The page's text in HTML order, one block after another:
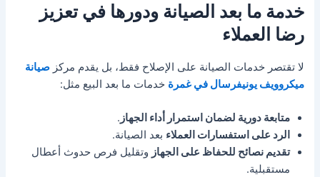
خدمة ما بعد الصيانة ودورها في تعزيز
رضا العملاء
لا تقتصر خدمات الصيانة على الإصلاح فقط، بل يقدم مركزصيانة
ميكروويف يونيفرسال في غمرة خدمات ما بعد البيع مثل:
متابعة دورية لضمان استمرار أداء الجهاز .
الرد على استفسارات العملاء بعد الصيانة.
تقديم نصائح للحفاظ على الجهاز وتقليل فرص حدوث أعطال
مستقبلية.